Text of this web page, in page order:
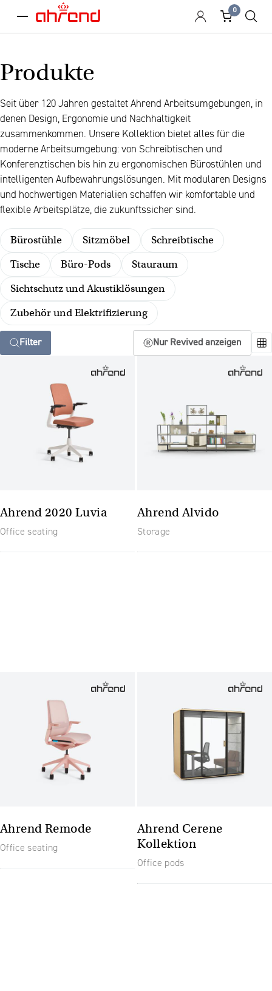
menu
0
Produkte
Seit über 120 Jahren gestaltet Ahrend Arbeitsumgebungen, in
denen Design, Ergonomie und Nachhaltigkeit
zusammenkommen. Unsere Kollektion bietet alles für die
moderne Arbeitsumgebung: von Schreibtischen und
Konferenztischen bis hin zu ergonomischen Bürostühlen und
intelligenten Aufbewahrungslösungen. Mit modularen Designs
und hochwertigen Materialien schaffen wir komfortable und
flexible Arbeitsplätze, die zukunftssicher sind.
Bürostühle Sitzmöbel
Schreibtische
Tische
Büro-Pods
Stauraum
Sichtschutz und Akustiklösungen
Zubehör und Elektrifizierung
Filter Nur Revived anzeigen
Ahrend 2020 Luvia
Office seating
Ahrend Alvido
Storage
Ahrend Remode
Office seating
Ahrend Cerene
Kollektion
Office pods